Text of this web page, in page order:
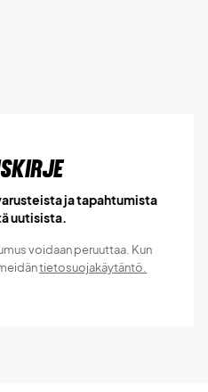
ja tapahtumista
uutisista.
voidaan peruuttaa. Kun
tietosuojakäytäntö.